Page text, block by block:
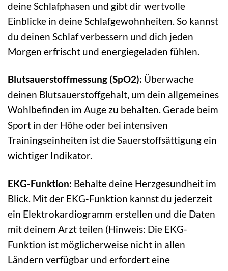
deine Schlafphasen und gibt dir wertvolle
Einblicke in deine Schlafgewohnheiten. So kannst
du deinen Schlaf verbessern und dich jeden
Morgen erfrischt und energiegeladen fühlen.
Blutsauerstoffmessung (SpO2): Überwache
deinen Blutsauerstoffgehalt, um dein allgemeines
Wohlbefinden im Auge zu behalten. Gerade beim
Sport in der Höhe oder bei intensiven
Trainingseinheiten ist die Sauerstoffsättigung ein
wichtiger Indikator.
EKG-Funktion: Behalte deine Herzgesundheit im
Blick. Mit der EKG-Funktion kannst du jederzeit
ein Elektrokardiogramm erstellen und die Daten
mit deinem Arzt teilen (Hinweis: Die EKG-
Funktion ist möglicherweise nicht in allen
Ländern verfügbar und erfordert eine